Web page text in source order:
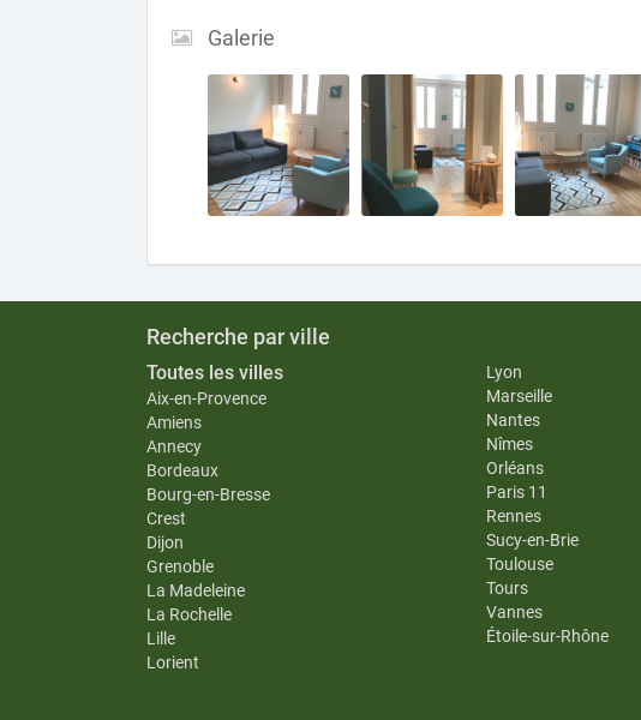
Galerie
Recherche par ville
Toutes les villes
Aix-en-Provence
Amiens
Annecy
Bordeaux
Bourg-en-Bresse
Crest
Dijon
Grenoble
La Madeleine
La Rochelle
Lille
Lorient
Lyon
Marseille
Nantes
Nîmes
Orléans
Paris 11
Rennes
Sucy-en-Brie
Toulouse
Tours
Vannes
Étoile-sur-Rhône